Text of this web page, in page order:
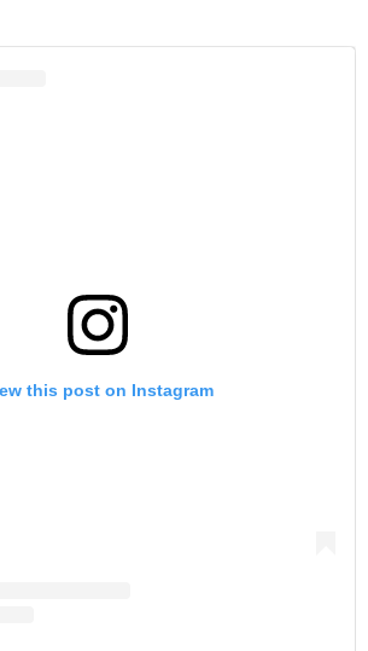
this post on Instagram